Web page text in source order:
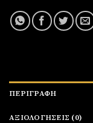
ΠΕΡΙΓΡΑΦΉ
ΑΞΙΟΛΟΓΉΣΕΙΣ (0)